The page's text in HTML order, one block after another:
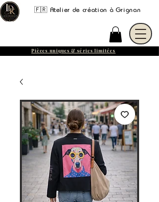
🇫🇷 Atelier de création à Grignan
Pièces uniques & séries limitées